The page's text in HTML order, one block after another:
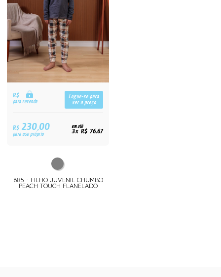
R$
para revenda
Logue-se para
ver o preço
R$230,00
para uso próprio
em até
3x R$ 76,67
685 - FILHO JUVENIL CHUMBO
PEACH TOUCH FLANELADO